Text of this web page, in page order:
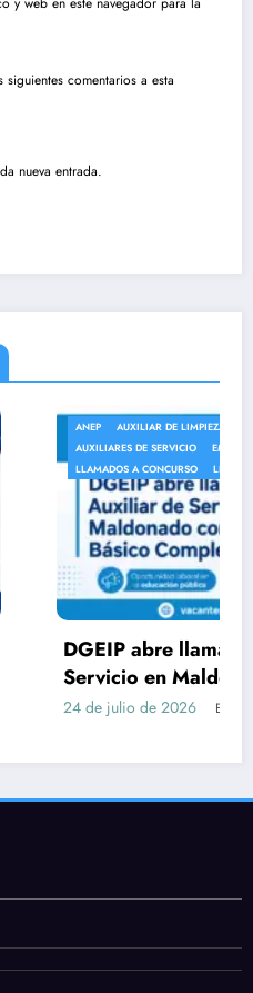
comentarios a esta
nueva entrada.
DE SERVICIO
ENCONTRAR EMPLEO
DEL ESTADO MALDONADO
para Auxiliar de
requisitos, tareas y